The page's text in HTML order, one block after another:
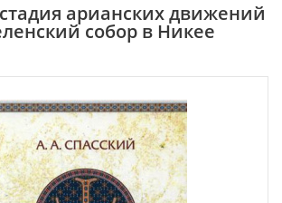
арианских движений
собор в Никее